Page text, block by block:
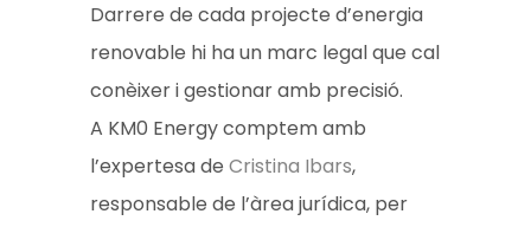
Darrere de cada projecte d’energia
renovable hi ha un marc legal que cal
conèixer i gestionar amb precisió.
A KM0 Energy comptem amb
l’expertesa deCristina Ibars,
responsable de l’àrea jurídica, per